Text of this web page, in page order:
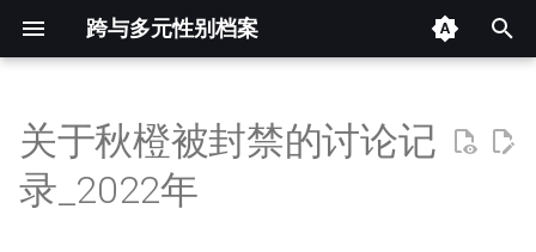
跨与多元性别档案
入
以
开
摘要
关于秋橙被封禁的讨论记
录_2022年